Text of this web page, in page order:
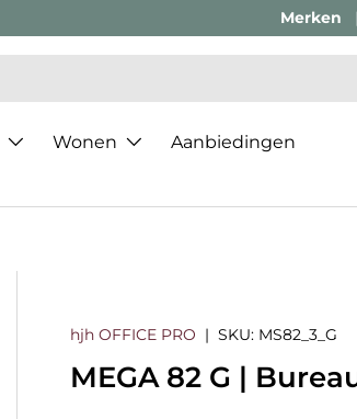
Merken
Wonen Aanbiedingen
hjh OFFICE PRO |SKU: MS82_3_G
MEGA 82 G |